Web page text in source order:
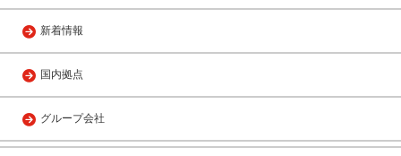
新着情報
国内拠点
グループ会社